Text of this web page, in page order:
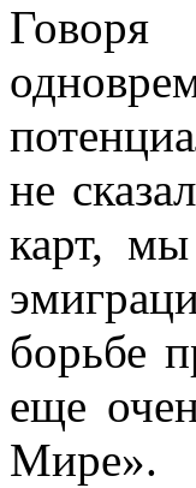
не
карт,
борьбе
еще
Мире».